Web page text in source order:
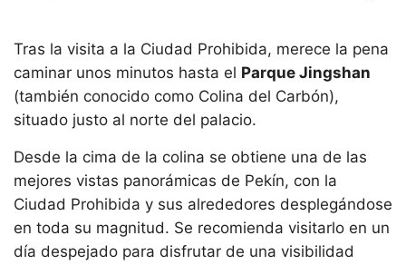
Tras la visita a la Ciudad Prohibida, merece la pena
caminar unos minutos hasta el Parque Jingshan
(también conocido como Colina del Carbón),
situado justo al norte del palacio.
Desde la cima de la colina se obtiene una de las
mejores vistas panorámicas de Pekín, con la
Ciudad Prohibida y sus alrededores desplegándose
en toda su magnitud. Se recomienda visitarlo en un
día despejado para disfrutar de una visibilidad